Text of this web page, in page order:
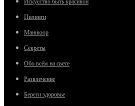
Искусство быть красивой
Пилинги
Маникюр
Секреты
Обо всём на свете
Развлечение
Береги здоровье